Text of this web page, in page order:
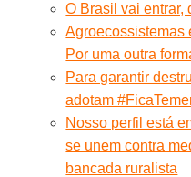
O Brasil vai entrar,
Agroecossistemas
Por uma outra
Para garantir
adotam
Nosso perfil está
se unem contra
bancada ruralista